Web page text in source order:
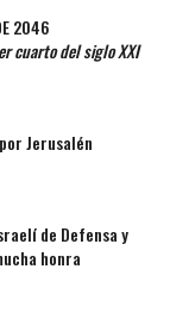
2046
cuarto del siglo XXI
Jerusalén
de Defensa y
honra